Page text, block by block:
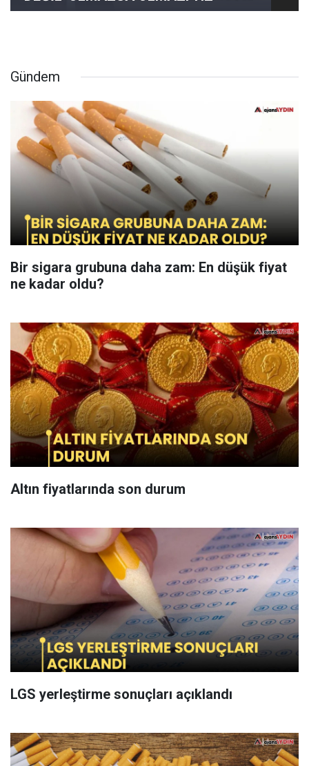
Gündem
Bir sigara grubuna daha zam: En düşük fiyat
ne kadar oldu?
Altın fiyatlarında son durum
LGS yerleştirme sonuçları açıklandı